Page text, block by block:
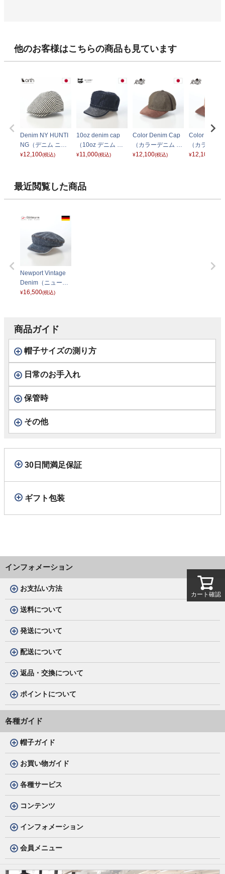
他のお客様はこちらの商品も見ています
Denim NY HUNTI
NG（デニム ニュ
ーヨーク ハンチン
¥12,100(税込)
10oz denim cap
（10oz デニム キ
ャップ） インディ
¥11,000(税込)
Color Denim Cap
（カラーデニム キ
ャップ） グリーン
¥12,100(税込)
Color Denim
（カラーデ
ャップ） ブ
¥12,100
最近閲覧した商品
Newport Vintage
Denim（ニューポ
ート ヴィンテージ
¥16,500(税込)
商品ガイド
帽子サイズの測り方
日常のお手入れ
保管時
その他
30日間満足保証
ギフト包装
インフォメーション
お支払い方法
送料について
発送について
配送について
返品・交換について
ポイントについて
各種ガイド
帽子ガイド
お買い物ガイド
各種サービス
コンテンツ
インフォメーション
会員メニュー
カート確認